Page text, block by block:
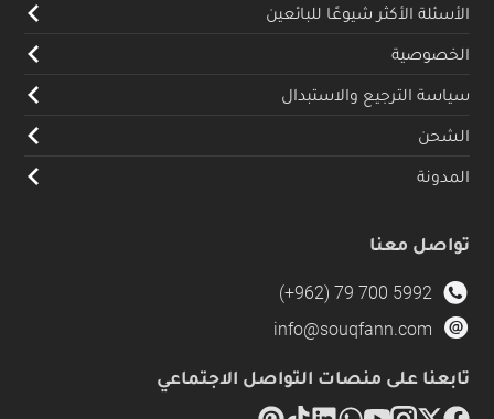
الأسئلة الأكثر شيوعًا للبائعين
الخصوصية
سياسة الترجيع والاستبدال
الشحن
المدونة
تواصل معنا
(+962) 79 700 5992
info@souqfann.com
تابعنا على منصات التواصل الاجتماعي